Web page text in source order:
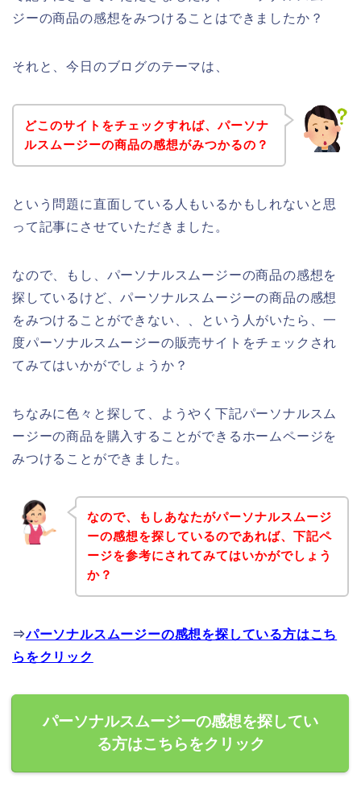
ジーの商品の感想をみつけることはできましたか？
それと、今日のブログのテーマは、
どこのサイトをチェックすれば、パーソナ
ルスムージーの商品の感想がみつかるの？
という問題に直面している人もいるかもしれないと思
って記事にさせていただきました。
なので、もし、パーソナルスムージーの商品の感想を
探しているけど、パーソナルスムージーの商品の感想
をみつけることができない、、という人がいたら、一
度パーソナルスムージーの販売サイトをチェックされ
てみてはいかがでしょうか？
ちなみに色々と探して、ようやく下記パーソナルスム
ージーの商品を購入することができるホームページを
みつけることができました。
なので、もしあなたがパーソナルスムージ
ーの感想を探しているのであれば、下記ペ
ージを参考にされてみてはいかがでしょう
か？
⇒パーソナルスムージーの感想を探している方はこち
らをクリック
パーソナルスムージーの感想を探してい
る方はこちらをクリック